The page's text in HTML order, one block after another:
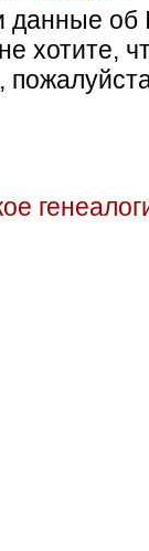
данные об
хотите,